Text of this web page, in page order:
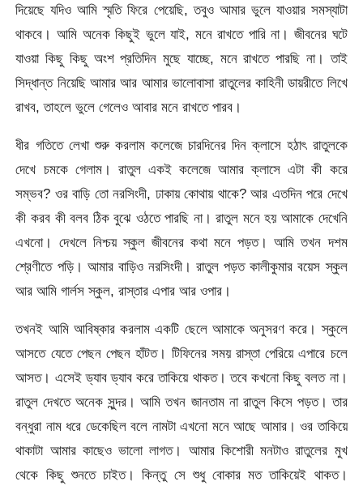
দিয়েছে যদিও আমি স্মৃতি ফিরে পেয়েছি, তবুও আমার ভুলে যাওয়ার সমস্যাটা
থাকবে। আমি অনেক কিছুই ভুলে যাই, মনে রাখতে পারি না। জীবনের ঘটে
যাওয়া কিছু কিছু অংশ প্রতিদিন মুছে যাচ্ছে, মনে রাখতে পারছি না। তাই
সিদ্ধান্ত নিয়েছি আমার আর আমার ভালোবাসা রাতুলের কাহিনী ডায়রীতে লিখে
রাখব, তাহলে ভুলে গেলেও আবার মনে রাখতে পারব।
ধীর গতিতে লেখা শুরু করলাম কলেজে চারদিনের দিন ক্লাসে হঠাৎ রাতুলকে
দেখে চমকে গেলাম। রাতুল একই কলেজে আমার ক্লাসে এটা কী করে
সম্ভব? ওর বাড়ি তো নরসিংদী, ঢাকায় কোথায় থাকে? আর এতদিন পরে দেখে
কী করব কী বলব ঠিক বুঝে ওঠতে পারছি না। রাতুল মনে হয় আমাকে দেখেনি
এখনো। দেখলে নিশ্চয় স্কুল জীবনের কথা মনে পড়ত। আমি তখন দশম
শ্রেণীতে পড়ি। আমার বাড়িও নরসিংদী। রাতুল পড়ত কালীকুমার বয়েস স্কুল
আর আমি গার্লস স্কুল, রাস্তার এপার আর ওপার।
তখনই আমি আবিষ্কার করলাম একটি ছেলে আমাকে অনুসরণ করে। স্কুলে
আসতে যেতে পেছন পেছন হাঁটত। টিফিনের সময় রাস্তা পেরিয়ে এপারে চলে
আসত। এসেই ড্যাব ড্যাব করে তাকিয়ে থাকত। তবে কখনো কিছু বলত না।
রাতুল দেখতে অনেক সুন্দর। আমি তখন জানতাম না রাতুল কিসে পড়ত। তার
বন্ধুরা নাম ধরে ডেকেছিল বলে নামটা এখনো মনে আছে আমার। ওর তাকিয়ে
থাকাটা আমার কাছেও ভালো লাগত। আমার কিশোরী মনটাও রাতুলের মুখ
থেকে কিছু শুনতে চাইত। কিন্তু সে শুধু বোকার মত তাকিয়েই থাকত।